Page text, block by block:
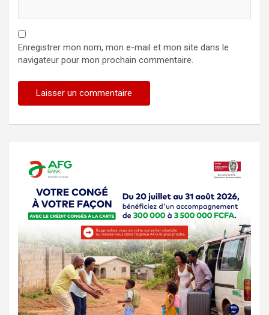
Enregistrer mon nom, mon e-mail et mon site dans le
navigateur pour mon prochain commentaire.